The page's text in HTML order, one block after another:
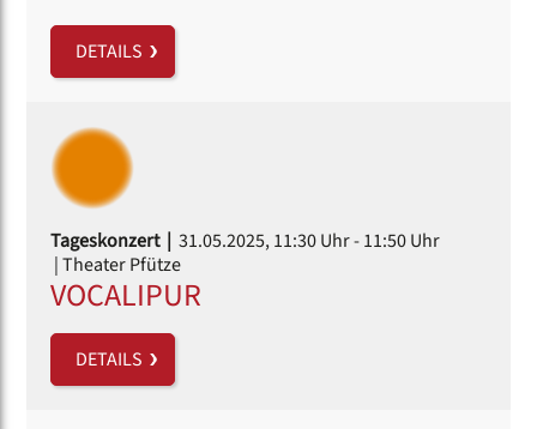
DETAILS
Tageskonzert | 31.05.2025, 11:30 Uhr- 11:50 Uhr
| Theater Pfütze
VOCALIPUR
DETAILS